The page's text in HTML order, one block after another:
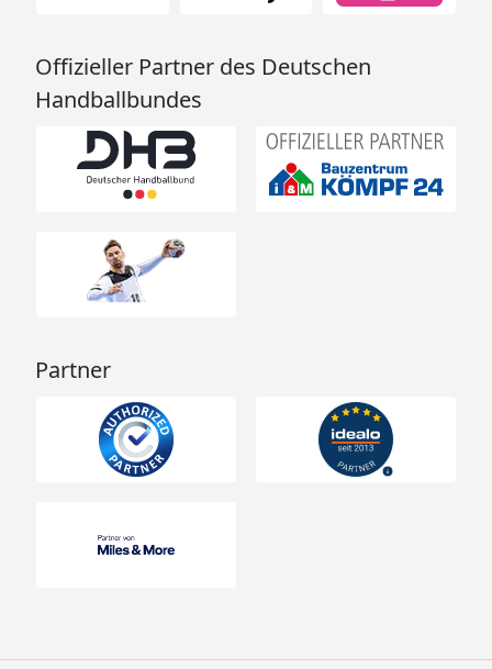
Offizieller Partner des Deutschen
Handballbundes
Partner